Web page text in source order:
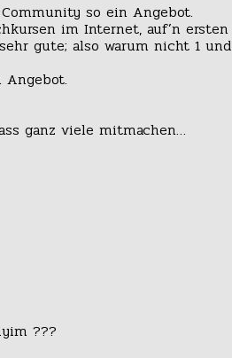
so ein Angebot.
im Internet, auf’n ersten
gute; also warum nicht 1 und
ganz viele mitmachen…
???